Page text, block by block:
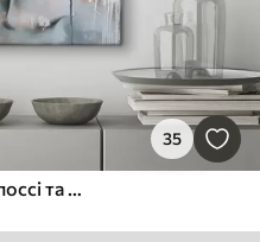
35
Портрет жінки з квітами у волоссі та червоними губами